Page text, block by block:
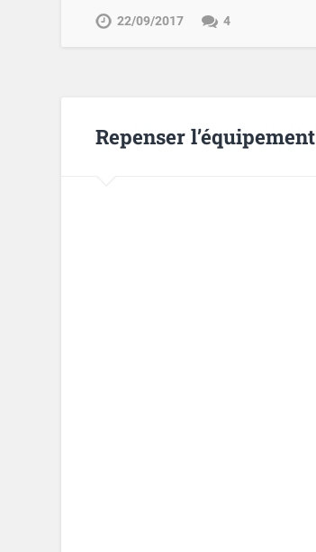
22/09/2017 4
Repenser l’équipement